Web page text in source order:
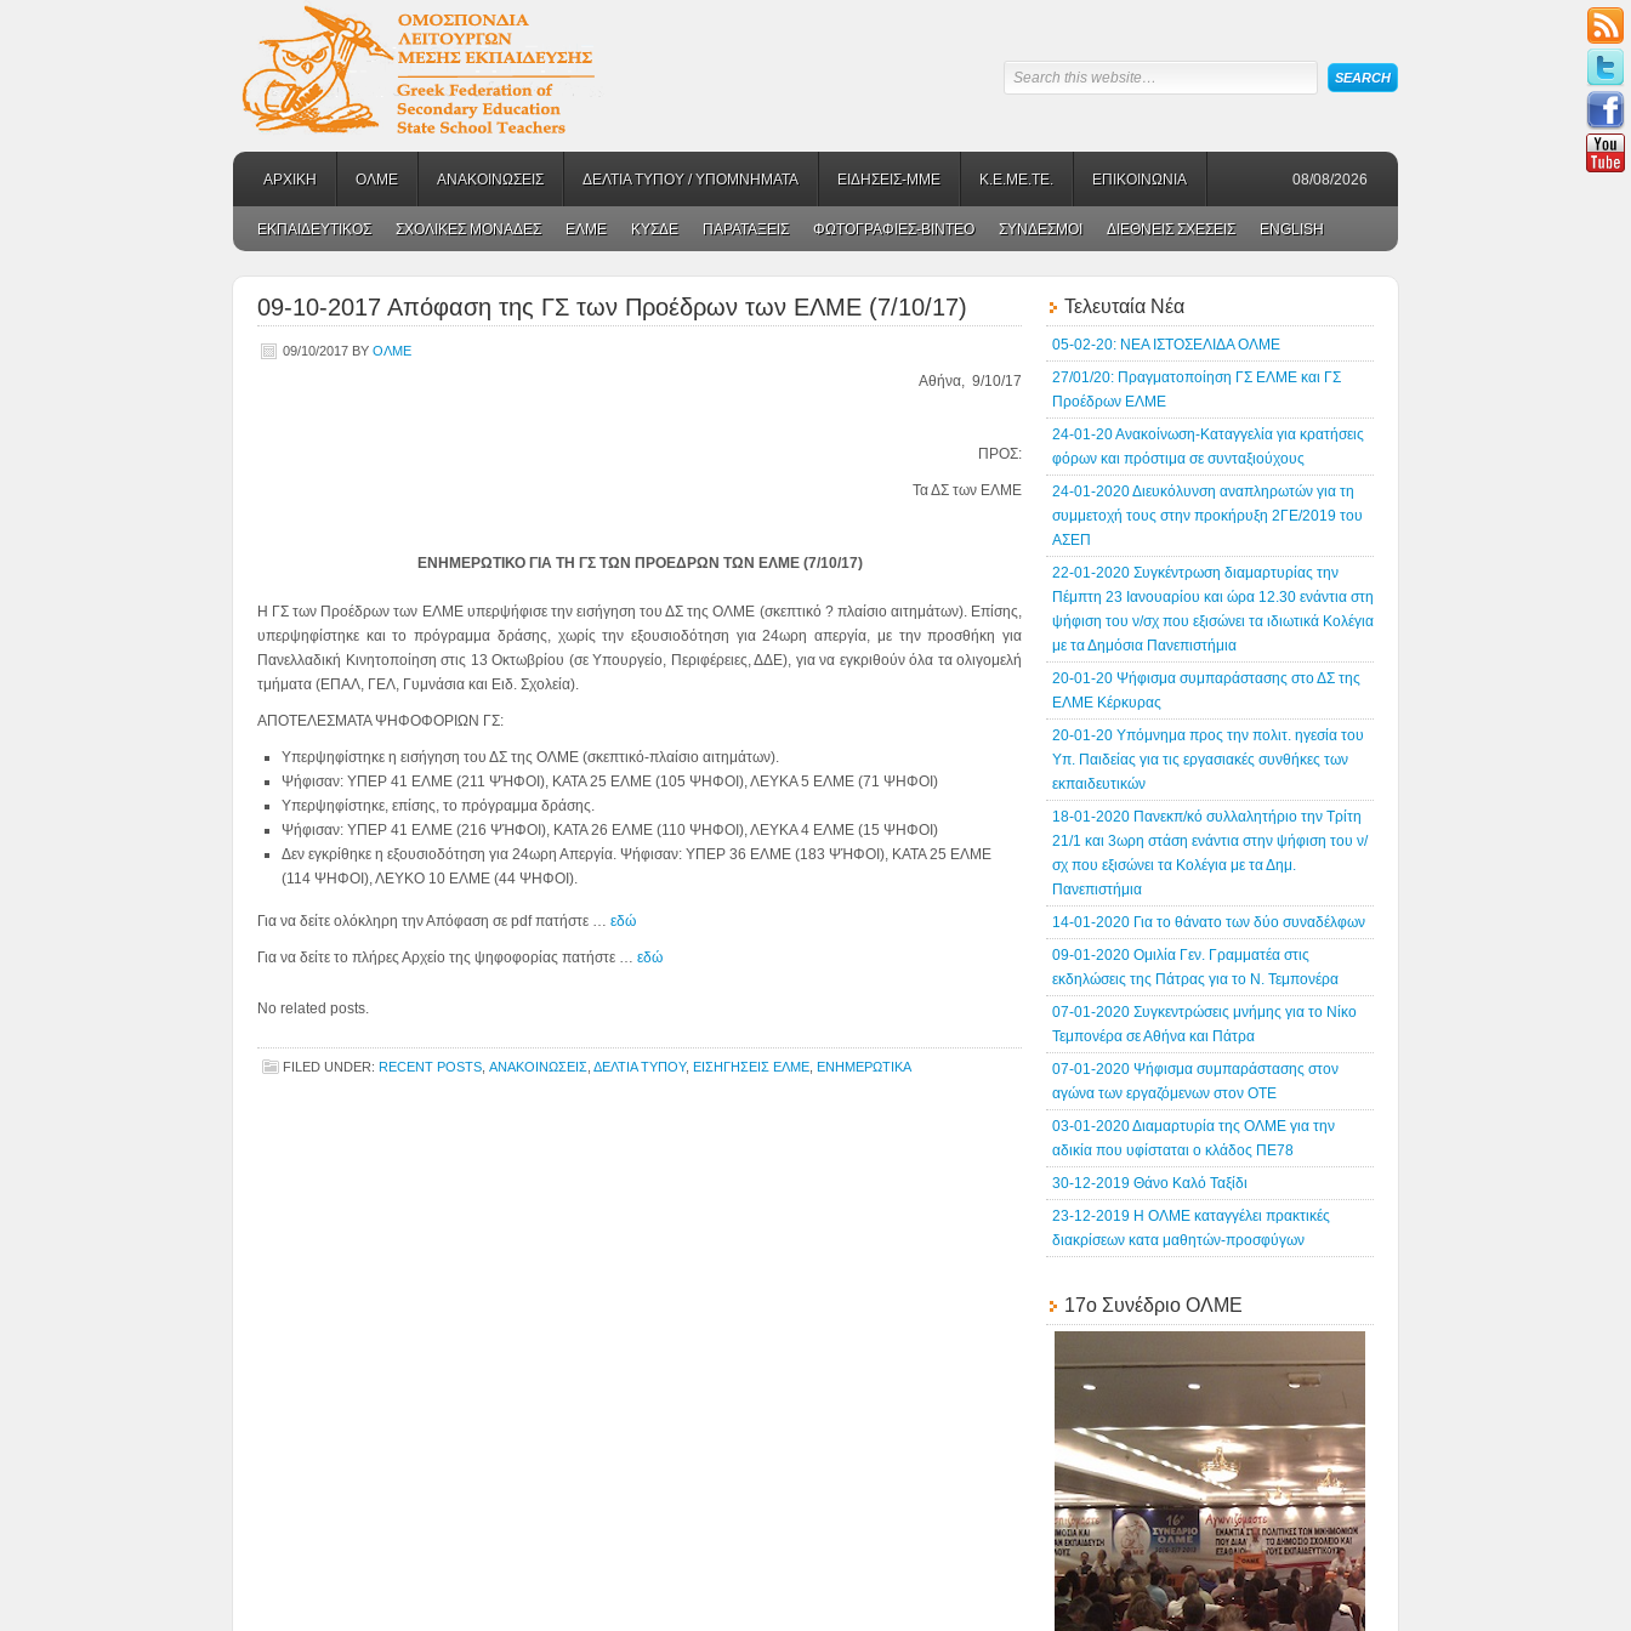
ΑΡΧΙΚΗ ΟΛΜΕ ΑΝΑΚΟΙΝΩΣΕΙΣ ΔΕΛΤΙΑ ΤΥΠΟΥ / ΥΠΟΜΝΗΜΑΤΑ ΕΙΔΗΣΕΙΣ-ΜΜΕ Κ.Ε.ΜΕ.ΤΕ. ΕΠΙΚΟΙΝΩΝΙΑ 08/08/2026
ΕΚΠΑΙΔΕΥΤΙΚΟΣ ΣΧΟΛΙΚΕΣ ΜΟΝΑΔΕΣ ΕΛΜΕ ΚΥΣΔΕ ΠΑΡΑΤΑΞΕΙΣ ΦΩΤΟΓΡΑΦΙΕΣ-BINTEO ΣΥΝΔΕΣΜΟΙ ΔΙΕΘΝΕΙΣ ΣΧΕΣΕΙΣ ENGLISH
09-10-2017 Απόφαση της ΓΣ των Προέδρων των ΕΛΜΕ (7/10/17)
09/10/2017 BY ΟΛΜΕ
Aθήνα, 9/10/17
ΠΡΟΣ:
Τα ΔΣ των ΕΛΜΕ
ΕΝΗΜΕΡΩΤΙΚΟ ΓΙΑ ΤΗ ΓΣ ΤΩΝ ΠΡΟΕΔΡΩΝ ΤΩΝ ΕΛΜΕ (7/10/17)
Η ΓΣ των Προέδρων των ΕΛΜΕ υπερψήφισε την εισήγηση του ΔΣ της ΟΛΜΕ (σκεπτικό ? πλαίσιο αιτημάτων). Επίσης,
υπερψηφίστηκε και το πρόγραμμα δράσης, χωρίς την εξουσιοδότηση για 24ωρη απεργία, με την προσθήκη για
Πανελλαδική Κινητοποίηση στις 13 Οκτωβρίου (σε Υπουργείο, Περιφέρειες, ΔΔΕ), για να εγκριθούν όλα τα ολιγομελή
τμήματα (ΕΠΑΛ, ΓΕΛ, Γυμνάσια και Ειδ. Σχολεία).
ΑΠΟΤΕΛΕΣΜΑΤΑ ΨΗΦΟΦΟΡΙΩΝ ΓΣ:
Υπερψηφίστηκε η εισήγηση του ΔΣ της ΟΛΜΕ (σκεπτικό-πλαίσιο αιτημάτων).
Ψήφισαν: ΥΠΕΡ 41 ΕΛΜΕ (211 ΨΉΦΟΙ), ΚΑΤΑ 25 ΕΛΜΕ (105 ΨΗΦΟΙ), ΛΕΥΚΑ 5 ΕΛΜΕ (71 ΨΗΦΟΙ)
Υπερψηφίστηκε, επίσης, το πρόγραμμα δράσης.
Ψήφισαν: ΥΠΕΡ 41 ΕΛΜΕ (216 ΨΉΦΟΙ), ΚΑΤΑ 26 ΕΛΜΕ (110 ΨΗΦΟΙ), ΛΕΥΚΑ 4 ΕΛΜΕ (15 ΨΗΦΟΙ)
Δεν εγκρίθηκε η εξουσιοδότηση για 24ωρη Απεργία. Ψήφισαν: ΥΠΕΡ 36 ΕΛΜΕ (183 ΨΉΦΟΙ), ΚΑΤΑ 25 ΕΛΜΕ
(114 ΨΗΦΟΙ), ΛΕΥΚΟ 10 ΕΛΜΕ (44 ΨΗΦΟΙ).
Για να δείτε ολόκληρη την Απόφαση σε pdf πατήστε … εδώ
Για να δείτε το πλήρες Αρχείο της ψηφοφορίας πατήστε … εδώ
No related posts.
FILED UNDER: RECENT POSTS ΑΝΑΚΟΙΝΩΣΕΙΣ ΔΕΛΤΙΑ ΤΥΠΟΥ, ΕΙΣΗΓΗΣΕΙΣ ΕΛΜΕ ΕΝΗΜΕΡΩΤΙΚΑ
Τελευταία Νέα
05-02-20: ΝΕΑ ΙΣΤΟΣΕΛΙΔΑ ΟΛΜΕ
27/01/20: Πραγματοποίηση ΓΣ ΕΛΜΕ και ΓΣ
Προέδρων ΕΛΜΕ
24-01-20 Ανακοίνωση-Καταγγελία για κρατήσεις
φόρων και πρόστιμα σε συνταξιούχους
24-01-2020 Διευκόλυνση αναπληρωτών για τη
συμμετοχή τους στην προκήρυξη 2ΓΕ/2019 του
ΑΣΕΠ
22-01-2020 Συγκέντρωση διαμαρτυρίας την
Πέμπτη 23 Ιανουαρίου και ώρα 12.30 ενάντια στη
ψήφιση του ν/σχ που εξισώνει τα ιδιωτικά Κολέγια
με τα Δημόσια Πανεπιστήμια
20-01-20 Ψήφισμα συμπαράστασης στο ΔΣ της
ΕΛΜΕ Κέρκυρας
20-01-20 Υπόμνημα προς την πολιτ. ηγεσία του
Υπ. Παιδείας για τις εργασιακές συνθήκες των
εκπαιδευτικών
18-01-2020 Πανεκπ/κό συλλαλητήριο την Τρίτη
21/1 και 3ωρη στάση ενάντια στην ψήφιση του ν/
σχ που εξισώνει τα Κολέγια με τα Δημ.
Πανεπιστήμια
14-01-2020 Για το θάνατο των δύο συναδέλφων
09-01-2020 Ομιλία Γεν. Γραμματέα στις
εκδηλώσεις της Πάτρας για το Ν. Τεμπονέρα
07-01-2020 Συγκεντρώσεις μνήμης για το Νίκο
Τεμπονέρα σε Αθήνα και Πάτρα
07-01-2020 Ψήφισμα συμπαράστασης στον
αγώνα των εργαζόμενων στον ΟΤΕ
03-01-2020 Διαμαρτυρία της ΟΛΜΕ για την
αδικία που υφίσταται ο κλάδος ΠΕ78
30-12-2019 Θάνο Καλό Ταξίδι
23-12-2019 Η ΟΛΜΕ καταγγέλει πρακτικές
διακρίσεων κατα μαθητών-προσφύγων
17o Συνέδριο ΟΛΜΕ